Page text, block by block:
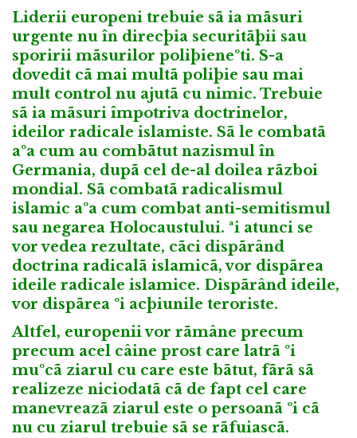
Liderii europeni trebuie sã ia mãsuri
urgente nu în direcþia securitãþii sau
sporirii mãsurilor poliþieneºti. S-a
dovedit cã mai multã poliþie sau mai
mult control nu ajutã cu nimic. Trebuie
sã ia mãsuri împotriva doctrinelor,
ideilor radicale islamiste. Sã le combatã
aºa cum au combãtut nazismul în
Germania, dupã cel de-al doilea rãzboi
mondial. Sã combatã radicalismul
islamic aºa cum combat anti-semitismul
sau negarea Holocaustului. ªi atunci se
vor vedea rezultate, cãci dispãrând
doctrina radicalã islamicã, vor dispãrea
ideile radicale islamice. Dispãrând ideile,
vor dispãrea ºi acþiunile teroriste.
Altfel, europenii vor rãmâne precum
precum acel câine prost care latrã ºi
muºcã ziarul cu care este bãtut, fãrã sã
realizeze niciodatã cã de fapt cel care
manevreazã ziarul este o persoanã ºi cã
nu cu ziarul trebuie sã se rãfuiascã.